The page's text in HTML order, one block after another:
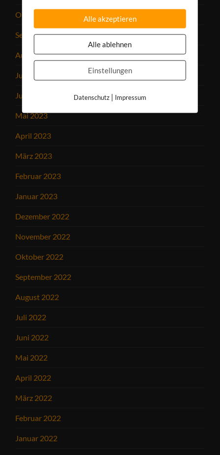
Oktober 2023
September 2023
August 2023
Juli 2023
Juni 2023
Mai 2023
April 2023
März 2023
Februar 2023
Januar 2023
Dezember 2022
November 2022
Oktober 2022
September 2022
August 2022
Juli 2022
Juni 2022
Mai 2022
April 2022
März 2022
Februar 2022
Januar 2022
Alle akzeptieren
Alle ablehnen
Einstellungen
Datenschutz| Impressum